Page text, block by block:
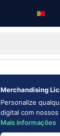
Merchandising
Personalize
digital com nossos
Mais informações